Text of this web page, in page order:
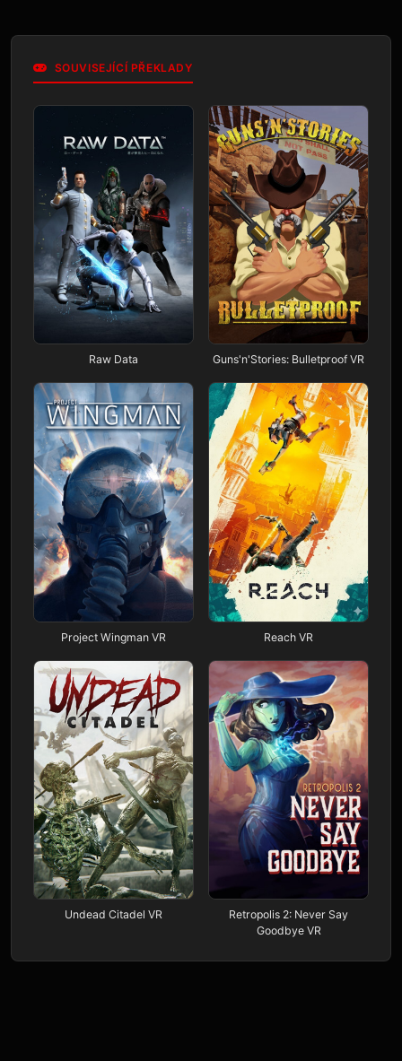
SOUVISEJÍCÍ PŘEKLADY
Raw Data Guns'n'Stories: Bulletproof VR
Project Wingman VR Reach VR
Undead Citadel VR
Retropolis 2: Never Say
Goodbye VR